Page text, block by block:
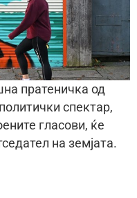
пратеничка од
спектар,
гласови, ќе
на земјата.